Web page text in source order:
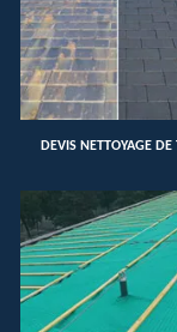
DEVIS NETTOYAGE